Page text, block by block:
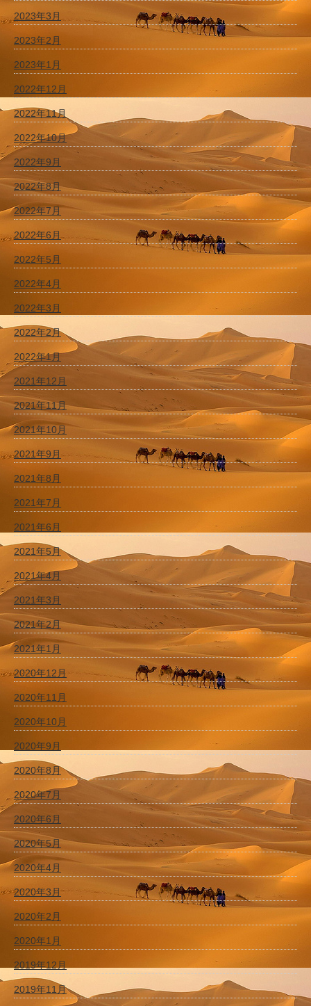
2023年3月
2023年2月
2023年1月
2022年12月
2022年11月
2022年10月
2022年9月
2022年8月
2022年7月
2022年6月
2022年5月
2022年4月
2022年3月
2022年2月
2022年1月
2021年12月
2021年11月
2021年10月
2021年9月
2021年8月
2021年7月
2021年6月
2021年5月
2021年4月
2021年3月
2021年2月
2021年1月
2020年12月
2020年11月
2020年10月
2020年9月
2020年8月
2020年7月
2020年6月
2020年5月
2020年4月
2020年3月
2020年2月
2020年1月
2019年12月
2019年11月